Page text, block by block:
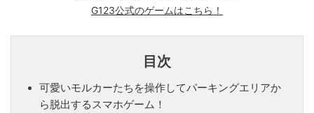
G123公式のゲームはこちら！
目次
可愛いモルカーたちを操作してパーキングエリアか
ら脱出するスマホゲーム！